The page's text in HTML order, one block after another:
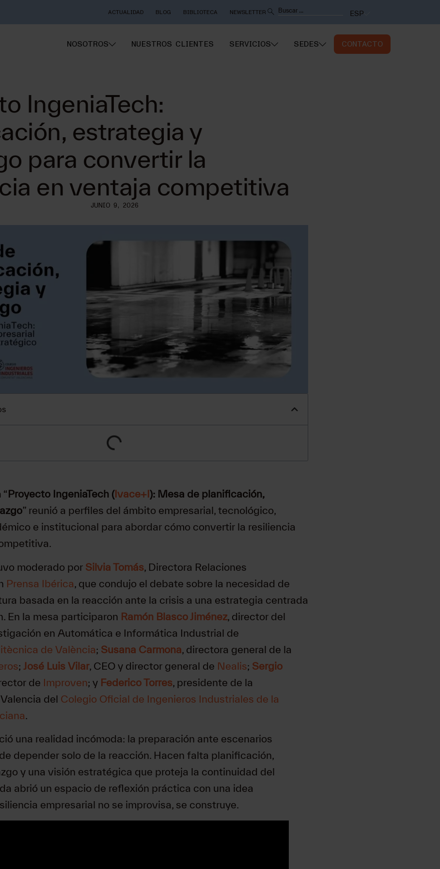
ACTUALIDAD BLOG BIBLIOTECA NEWSLETTER ESP
NOSOTROS NUESTROS CLIENTES SERVICIOS SEDES CONTACTO
IngeniaTech:
estrategia y
para convertir la
en ventaja competitiva
JUNIO 9, 2026
Proyecto IngeniaTech (Ivace+I ): Mesa de planificación,
” reunió a perfiles del ámbito empresarial, tecnológico,
e institucional para abordar cómo convertir la resiliencia
moderado por Silvia Tomás , Directora Relaciones
Prensa Ibérica , que condujo el debate sobre la necesidad de
basada en la reacción ante la crisis a una estrategia centrada
En la mesa participaron Ramón Blasco Jiménez , director del
en Automática e Informática Industrial de
de València; Susana Carmona , directora general de la
; José Luis Vilar, CEO y director general de Nealis; Sergio
de Improven; y Federico Torres , presidente de la
del Colegio Oficial de Ingenieros Industriales de la
una realidad incómoda: la preparación ante escenarios
depender solo de la reacción. Hacen falta planificación,
y una visión estratégica que proteja la continuidad del
abrió un espacio de reflexión práctica con una idea
empresarial no se improvisa, se construye.